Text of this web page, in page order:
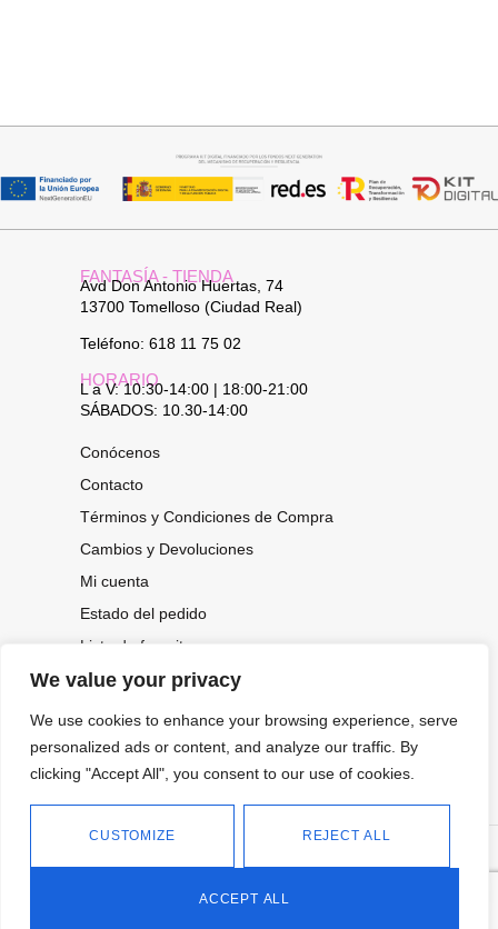
We value your privacy
We use cookies to enhance your browsing experience, serve
personalized ads or content, and analyze our traffic. By
clicking "Accept All", you consent to our use of cookies.
CUSTOMIZE REJECT ALL
ACCEPT ALL
FANTASÍA - TIENDA
Avd Don Antonio Huertas, 74
13700 Tomelloso (Ciudad Real)
Teléfono: 618 11 75 02
HORARIO
L a V: 10:30-14:00 | 18:00-21:00
SÁBADOS: 10.30-14:00
Conócenos
Contacto
Términos y Condiciones de Compra
Cambios y Devoluciones
Mi cuenta
Estado del pedido
Lista de favoritos
CONOCE NUESTRAS NOVEDADES,
OFERTAS...
2026.